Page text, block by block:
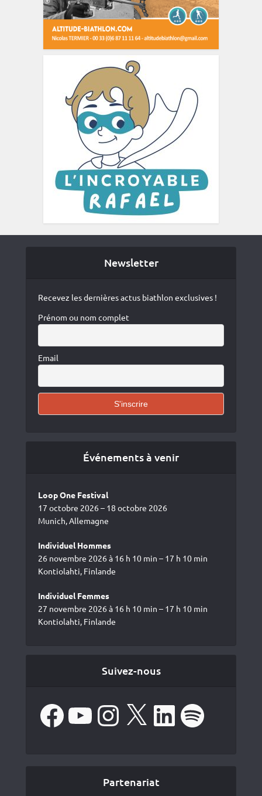
Newsletter
Recevez les dernières actus biathlon exclusives !
Prénom ou nom complet
Email
Événements à venir
Loop One Festival
17 octobre 2026 – 18 octobre 2026
Munich, Allemagne
Individuel Hommes
26 novembre 2026 à 16 h 10 min – 17 h 10 min
Kontiolahti, Finlande
Individuel Femmes
27 novembre 2026 à 16 h 10 min – 17 h 10 min
Kontiolahti, Finlande
Suivez-nous
FacebookYouTube Instagram LinkedIn Spotify
Partenariat